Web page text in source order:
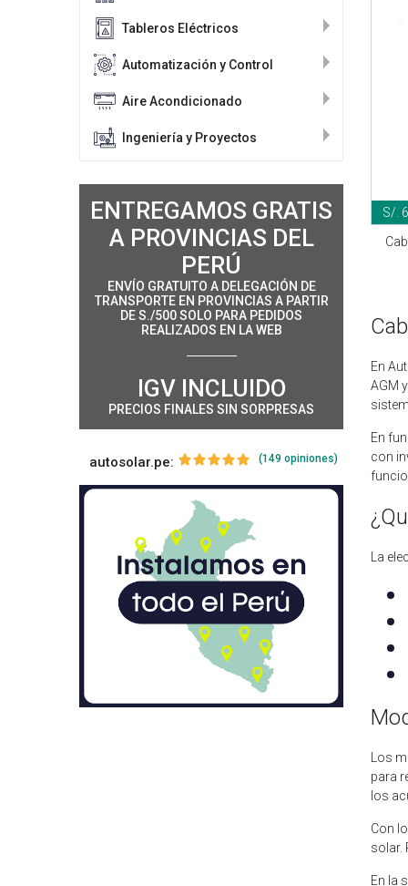
Tableros Eléctricos
Automatización y Control
Aire Acondicionado
Ingeniería y Proyectos
ENTREGAMOS GRATIS
A PROVINCIAS DEL
PERÚ
ENVÍO GRATUITO A DELEGACIÓN DE
TRANSPORTE EN PROVINCIAS A PARTIR
DE S./500 SOLO PARA PEDIDOS
REALIZADOS EN LA WEB
IGV INCLUIDO
PRECIOS FINALES SIN SORPRESAS
autosolar.pe: (149 opiniones)
S/.
En
AGM
En
con
La
Los
para
los
Con
solar.
En la